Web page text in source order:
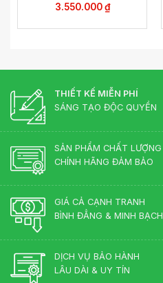
3.550.000₫
THIẾT KẾ MIỄN PHÍ
SÁNG TẠO ĐỘC QUYỀN
SẢN PHẨM CHẤT LƯỢNG
CHÍNH HÃNG ĐẢM BẢO
GIÁ CẢ CẠNH TRANH
BÌNH ĐẲNG & MINH BẠCH
DỊCH VỤ BẢO HÀNH
LÂU DÀI & UY TÍN